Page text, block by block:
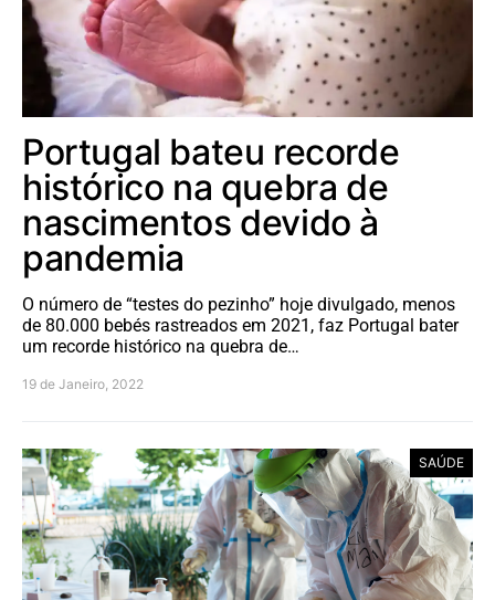
Portugal bateu recorde
histórico na quebra de
nascimentos devido à
pandemia
O número de “testes do pezinho” hoje divulgado, menos
de 80.000 bebés rastreados em 2021, faz Portugal bater
um recorde histórico na quebra de…
19 de Janeiro, 2022
SAÚDE